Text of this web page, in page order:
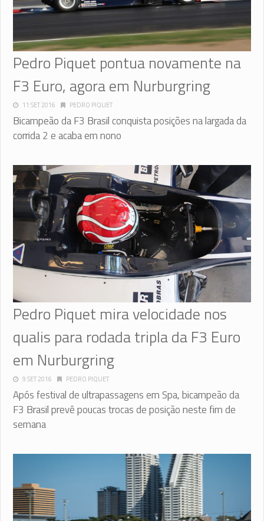
Pedro Piquet pontua novamente na
F3 Euro, agora em Nurburgring
11 SET 2016 PEDRO PIQUET
Bicampeão da F3 Brasil conquista posições na largada da
corrida 2 e acaba em nono
Pedro Piquet mira velocidade nos
qualis para rodada tripla da F3 Euro
em Nurburgring
9 SET 2016 PEDRO PIQUET
Após festival de ultrapassagens em Spa, bicampeão da
F3 Brasil prevê poucas trocas de posição neste fim de
semana